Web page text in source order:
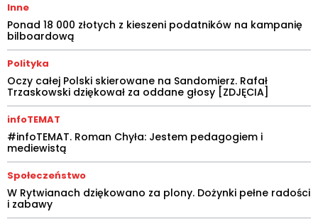
Inne
Ponad 18 000 złotych z kieszeni podatników na kampanię
bilboardową
Polityka
Oczy całej Polski skierowane na Sandomierz. Rafał
Trzaskowski dziękował za oddane głosy [ZDJĘCIA]
infoTEMAT
#infoTEMAT. Roman Chyła: Jestem pedagogiem i
mediewistą
Społeczeństwo
W Rytwianach dziękowano za plony. Dożynki pełne radości
i zabawy